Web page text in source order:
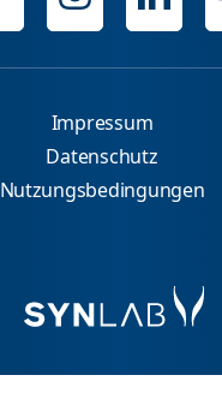
Impressum
Datenschutz
Nutzungsbedingungen